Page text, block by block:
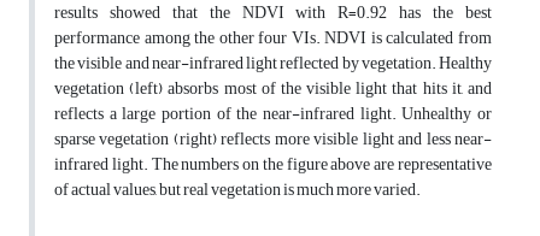
results showed that the NDVI with R=0.92 has the best
performance among the other four VIs. NDVI is calculated from
the visible and near-infrared light reflected by vegetation. Healthy
vegetation (left) absorbs most of the visible light that hits it, and
reflects a large portion of the near-infrared light. Unhealthy or
sparse vegetation (right) reflects more visible light and less near-
infrared light. The numbers on the figure above are representative
of actual values, but real vegetation is much more varied.